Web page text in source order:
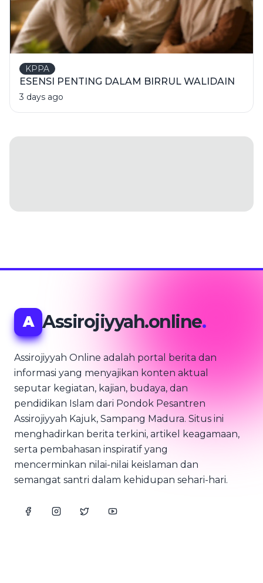
KPPA
ESENSI PENTING DALAM BIRRUL WALIDAIN
3 days ago
A Assirojiyyah.online.
Assirojiyyah Online adalah portal berita dan
informasi yang menyajikan konten aktual
seputar kegiatan, kajian, budaya, dan
pendidikan Islam dari Pondok Pesantren
Assirojiyyah Kajuk, Sampang Madura. Situs ini
menghadirkan berita terkini, artikel keagamaan,
serta pembahasan inspiratif yang
mencerminkan nilai-nilai keislaman dan
semangat santri dalam kehidupan sehari-hari.